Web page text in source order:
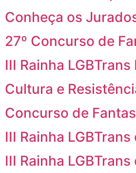
Conheça os
27º Concurso de
III Rainha
Cultura e
Concurso de
III Rainha
III Rainha